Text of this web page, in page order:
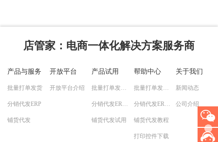
店管家 ：电商一体化解决方案服务商
产品与服务
批量打单发货
分销代发ERP
铺货代发
开放平台
开放平台介绍
产品试用
批量打单发货试用
分销代发ERP试用
铺货代发试用
帮助中心
批量打单发货教程
分销代发ERP教程
铺货代发教程
打印控件下载
关于我们
新闻动态
公司介绍